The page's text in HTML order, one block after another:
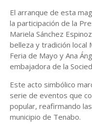
El arranque de esta
la participación de la
Mariela Sánchez
belleza y tradición local
Feria de Mayo y Ana
embajadora de la
Este acto simbólico
serie de eventos que
popular, reafirmando
municipio de Tenabo.